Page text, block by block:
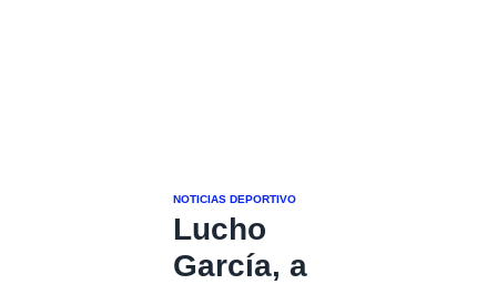
NOTICIAS DEPORTIVO
Lucho
García, a